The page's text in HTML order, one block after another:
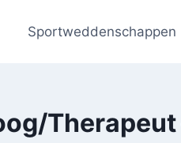
Sportweddenschappen